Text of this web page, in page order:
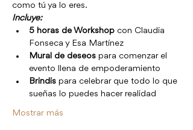
como tú ya lo eres.
Incluye:
5 horas de Workshop con Claudia
Fonseca y Esa Martínez
Mural de deseos para comenzar el
evento llena de empoderamiento
Brindis para celebrar que todo lo que
sueñas lo puedes hacer realidad
Mostrar más